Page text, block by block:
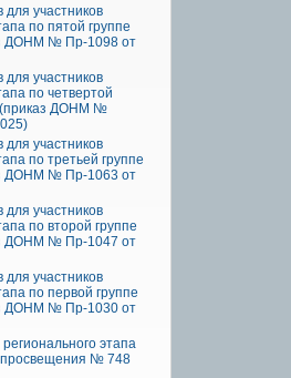
для участников
по пятой группе
ДОНМ № Пр-1098 от
для участников
по четвертой
(приказ ДОНМ №
для участников
по третьей группе
ДОНМ № Пр-1063 от
для участников
по второй группе
ДОНМ № Пр-1047 от
для участников
по первой группе
ДОНМ № Пр-1030 от
этапа
№ 748